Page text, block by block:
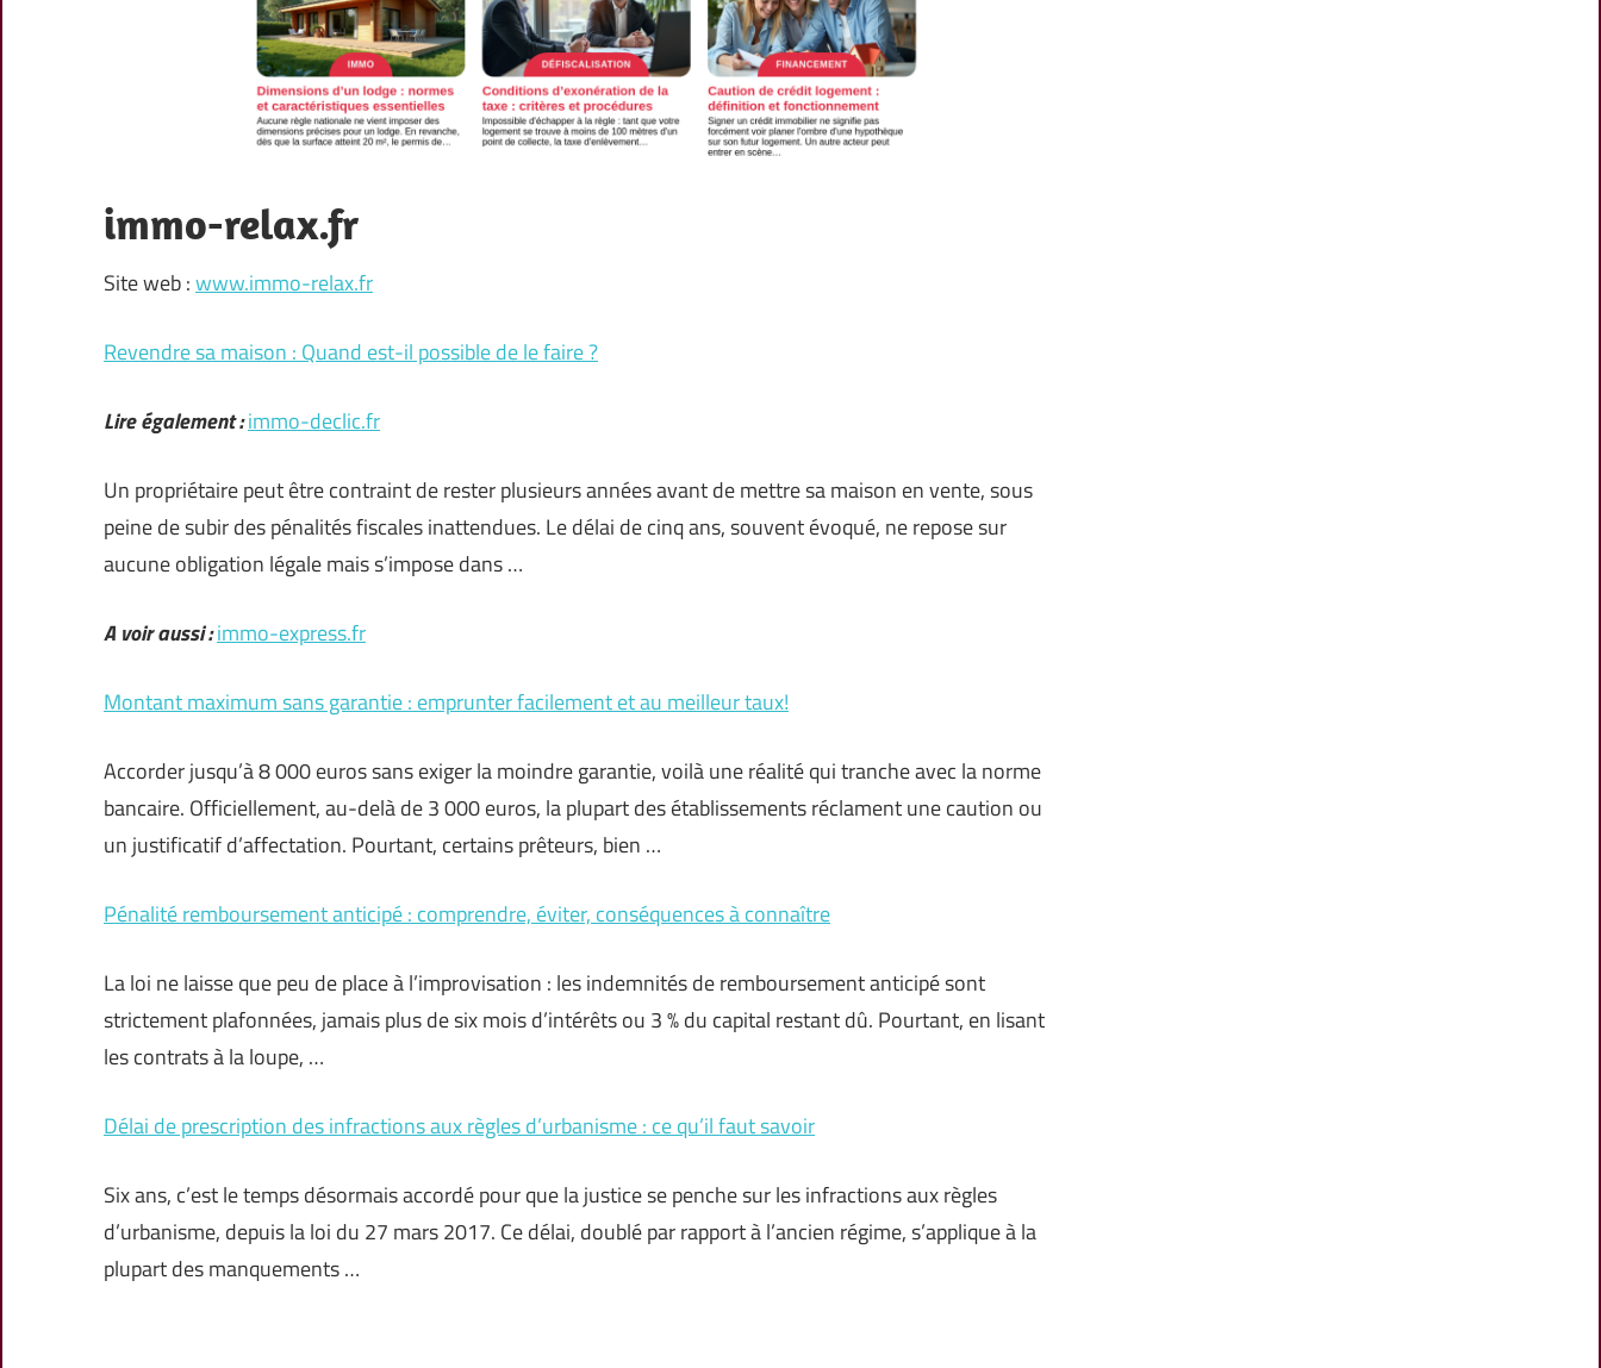
immo-relax.fr
Site web :www.immo-relax.fr
Revendre sa maison : Quand est-il possible de le faire ?
Lire également :immo-declic.fr
Un propriétaire peut être contraint de rester plusieurs années avant de mettre sa maison en vente, sous
peine de subir des pénalités fiscales inattendues. Le délai de cinq ans, souvent évoqué, ne repose sur
aucune obligation légale mais s’impose dans …
A voir aussi :immo-express.fr
Montant maximum sans garantie : emprunter facilement et au meilleur taux!
Accorder jusqu’à 8 000 euros sans exiger la moindre garantie, voilà une réalité qui tranche avec la norme
bancaire. Officiellement, au-delà de 3 000 euros, la plupart des établissements réclament une caution ou
un justificatif d’affectation. Pourtant, certains prêteurs, bien …
Pénalité remboursement anticipé : comprendre, éviter, conséquences à connaître
La loi ne laisse que peu de place à l’improvisation : les indemnités de remboursement anticipé sont
strictement plafonnées, jamais plus de six mois d’intérêts ou 3 % du capital restant dû. Pourtant, en lisant
les contrats à la loupe, …
Délai de prescription des infractions aux règles d’urbanisme : ce qu’il faut savoir
Six ans, c’est le temps désormais accordé pour que la justice se penche sur les infractions aux règles
d’urbanisme, depuis la loi du 27 mars 2017. Ce délai, doublé par rapport à l’ancien régime, s’applique à la
plupart des manquements …